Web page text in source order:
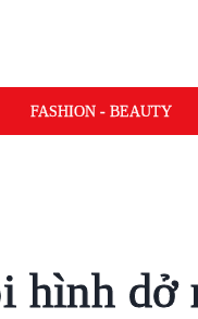
FASHION - BEAUTY
hình dở